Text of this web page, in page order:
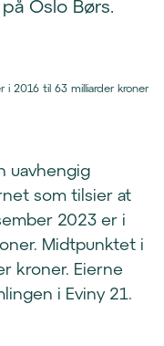
Oslo Børs.
i 2016 til 63 milliarder kroner
uavhengig
som tilsier at
2023 er i
Midtpunktet i
kroner. Eierne
i Eviny 21.